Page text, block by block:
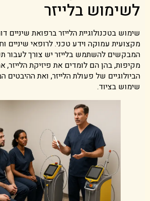
לשימוש בלייזר
שימוש בטכנולוגיית הלייזר ברפואת שיניים
מקצועית עמוקה וידע טכני. לרופאי שיניים
המבקשים להשתמש בלייזר יש צורך לעבור
מקיפות, בהן הם לומדים את פיזיקת הלייזר,
הביולוגיים של פעולת הלייזר, ואת
שימוש בציוד.